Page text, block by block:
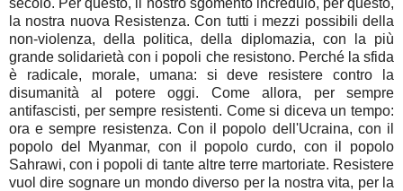
la nostra nuova Resistenza. Con tutti i mezzi possibili della
non-violenza, della politica, della diplomazia, con la più
grande solidarietà con i popoli che resistono. Perché la sfida
è radicale, morale, umana: si deve resistere contro la
disumanità al potere oggi. Come allora, per sempre
antifascisti, per sempre resistenti. Come si diceva un tempo:
ora e sempre resistenza. Con il popolo dell'Ucraina, con il
popolo del Myanmar, con il popolo curdo, con il popolo
Sahrawi, con i popoli di tante altre terre martoriate. Resistere
vuol dire sognare un mondo diverso per la nostra vita, per la